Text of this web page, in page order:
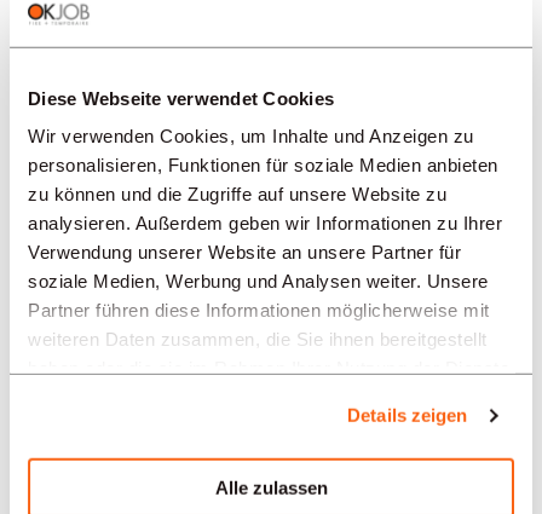
Diese Webseite verwendet Cookies
Wir verwenden Cookies, um Inhalte und Anzeigen zu
personalisieren, Funktionen für soziale Medien anbieten
zu können und die Zugriffe auf unsere Website zu
analysieren. Außerdem geben wir Informationen zu Ihrer
Verwendung unserer Website an unsere Partner für
soziale Medien, Werbung und Analysen weiter. Unsere
Partner führen diese Informationen möglicherweise mit
weiteren Daten zusammen, die Sie ihnen bereitgestellt
Details zeigen
Alle zulassen
REGIONEN
BRANCHEN
PROFESSION
TYPE
Angebote in anderen Regionen: